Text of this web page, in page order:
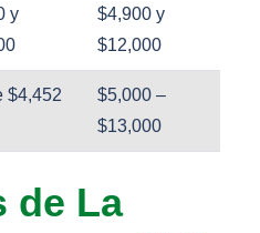
y
$4,900 y
$12,000
$4,452
$5,000 –
$13,000
de La